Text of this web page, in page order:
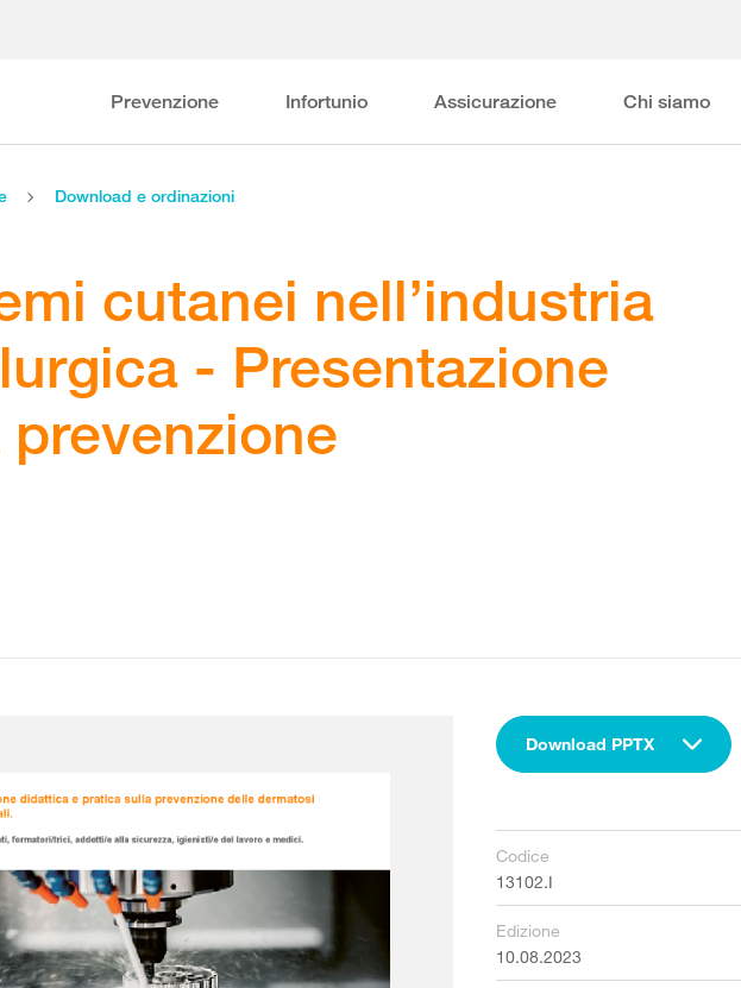
Prevenzione Infortunio Assicurazione Chi siamo
Download e ordinazioni
cutanei nell’industria
- Presentazione
prevenzione
Download PPTX
Codice
13102.I
Edizione
10.08.2023